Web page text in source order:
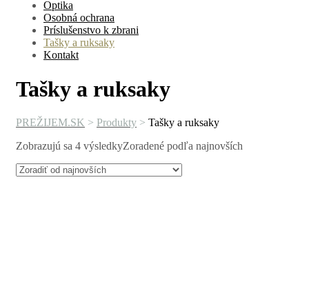
Optika
Osobná ochrana
Príslušenstvo k zbrani
Tašky a ruksaky
Kontakt
Tašky a ruksaky
PREŽIJEM.SK > Produkty > Tašky a ruksaky
Zobrazujú sa 4 výsledkyZoradené podľa najnovších